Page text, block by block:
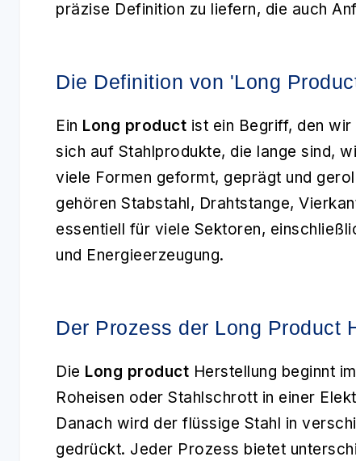
präzise Definition zu liefern, die auch
Die Definition von 'Long
Ein Long product ist ein Begriff, den
sich auf Stahlprodukte, die lange sind,
viele Formen geformt, geprägt und
gehören Stabstahl, Drahtstange,
essentiell für viele Sektoren,
und Energieerzeugung.
Der Prozess der Long Product
Die Long product Herstellung beginnt
Roheisen oder Stahlschrott in einer
Danach wird der flüssige Stahl in
gedrückt. Jeder Prozess bietet